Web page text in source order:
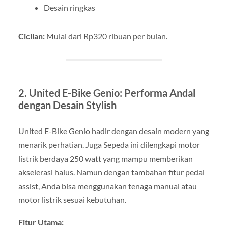
Desain ringkas
Cicilan:Mulai dari Rp320 ribuan per bulan.
2. United E-Bike Genio: Performa Andal
dengan Desain Stylish
United E-Bike Genio hadir dengan desain modern yang
menarik perhatian. Juga Sepeda ini dilengkapi motor
listrik berdaya 250 watt yang mampu memberikan
akselerasi halus. Namun dengan tambahan fitur pedal
assist, Anda bisa menggunakan tenaga manual atau
motor listrik sesuai kebutuhan.
Fitur Utama: